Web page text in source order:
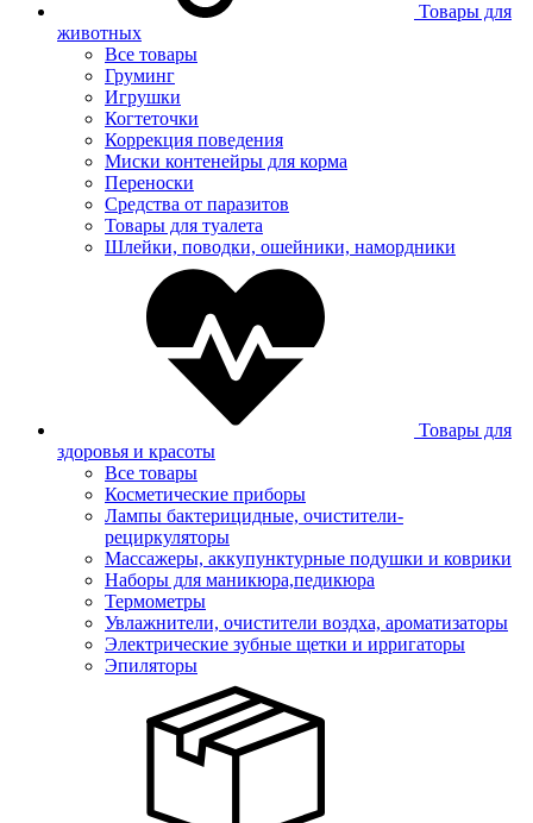
Товары для
животных
Все товары
Груминг
Игрушки
Когтеточки
Коррекция поведения
Миски контенейры для корма
Переноски
Средства от паразитов
Товары для туалета
Шлейки, поводки, ошейники, намордники
Товары для
здоровья и красоты
Все товары
Косметические приборы
Лампы бактерицидные, очистители-
рециркуляторы
Массажеры, аккупунктурные подушки и коврики
Наборы для маникюра,педикюра
Термометры
Увлажнители, очистители воздха, ароматизаторы
Электрические зубные щетки и ирригаторы
Эпиляторы